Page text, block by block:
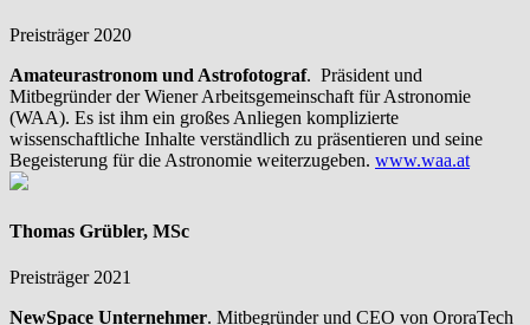
Preisträger 2020
Amateurastronom und Astrofotograf. Präsident und
Mitbegründer der Wiener Arbeitsgemeinschaft für Astronomie
(WAA). Es ist ihm ein großes Anliegen komplizierte
wissenschaftliche Inhalte verständlich zu präsentieren und seine
Begeisterung für die Astronomie weiterzugeben. www.waa.at
Thomas Grübler, MSc
Preisträger 2021
NewSpace Unternehmer. Mitbegründer und CEO von OroraTech